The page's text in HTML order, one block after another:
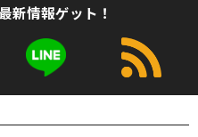
新情報ゲット！